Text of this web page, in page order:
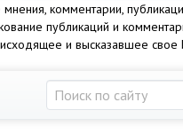
комментарии,
публикаций и
и высказавшее